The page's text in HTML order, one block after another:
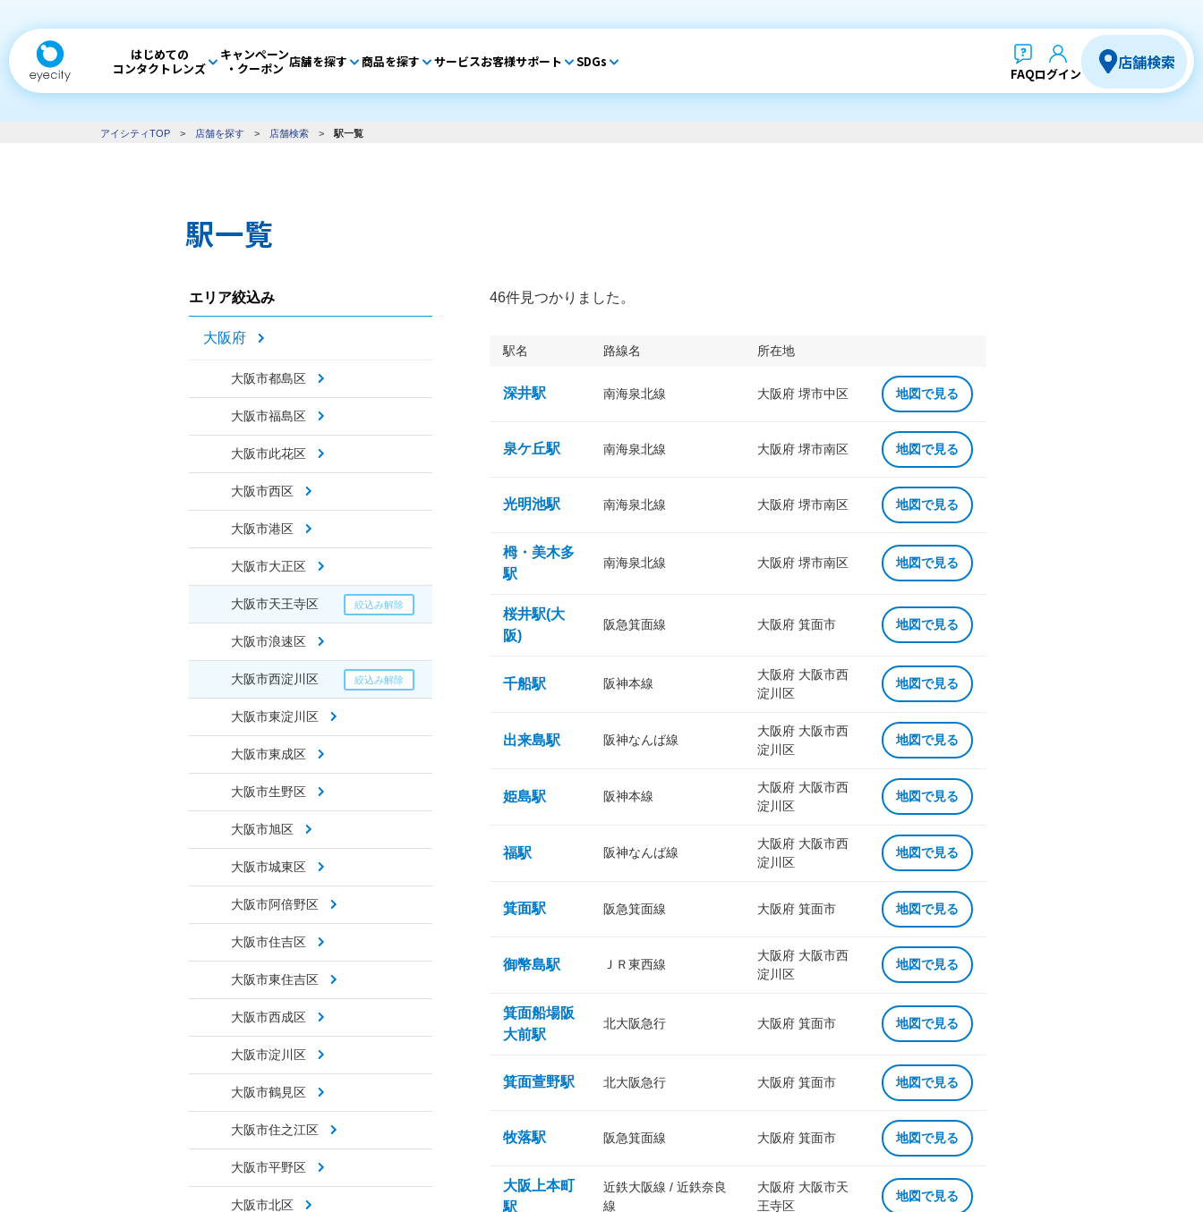
はじめての
コンタクトレンズ
キャンペーン
・クーポン 店舗を探す 商品を探す サービスお客様サポート SDGs
FAQログイン
店舗検索
アイシティTOP > 店舗を探す > 店舗検索 > 駅一覧
駅一覧
エリア絞込み
大阪府
大阪市都島区
大阪市福島区
大阪市此花区
大阪市西区
大阪市港区
大阪市大正区
大阪市天王寺区
大阪市浪速区
大阪市西淀川区
大阪市東淀川区
大阪市東成区
大阪市生野区
大阪市旭区
大阪市城東区
大阪市阿倍野区
大阪市住吉区
大阪市東住吉区
大阪市西成区
大阪市淀川区
大阪市鶴見区
大阪市住之江区
大阪市平野区
大阪市北区
46件見つかりました。
駅名 路線名 所在地
深井駅 南海泉北線 大阪府 堺市中区 地図で見る
泉ケ丘駅 南海泉北線 大阪府 堺市南区 地図で見る
光明池駅 南海泉北線 大阪府 堺市南区 地図で見る
栂・美木多
駅
南海泉北線 大阪府 堺市南区 地図で見る
桜井駅(大
阪)
阪急箕面線 大阪府 箕面市 地図で見る
千船駅 阪神本線
大阪府 大阪市西
淀川区
地図で見る
出来島駅 阪神なんば線
大阪府 大阪市西
淀川区
地図で見る
姫島駅 阪神本線
大阪府 大阪市西
淀川区
地図で見る
福駅 阪神なんば線
大阪府 大阪市西
淀川区
地図で見る
箕面駅 阪急箕面線 大阪府 箕面市 地図で見る
御幣島駅 ＪＲ東西線
大阪府 大阪市西
淀川区
地図で見る
箕面船場阪
大前駅
北大阪急行 大阪府 箕面市 地図で見る
箕面萱野駅 北大阪急行 大阪府 箕面市 地図で見る
牧落駅 阪急箕面線 大阪府 箕面市 地図で見る
大阪上本町
駅
近鉄大阪線 / 近鉄奈良
線
大阪府 大阪市天
王寺区
地図で見る